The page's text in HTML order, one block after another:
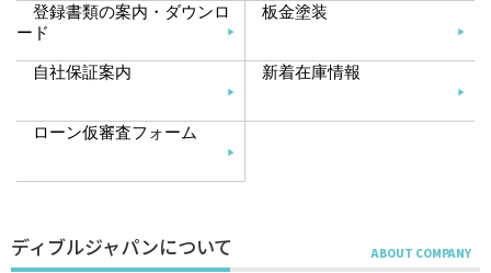
登録書類の案内・ダウンロ
ード
板金塗装
自社保証案内 新着在庫情報
ローン仮審査フォーム
ディブルジャパンについて